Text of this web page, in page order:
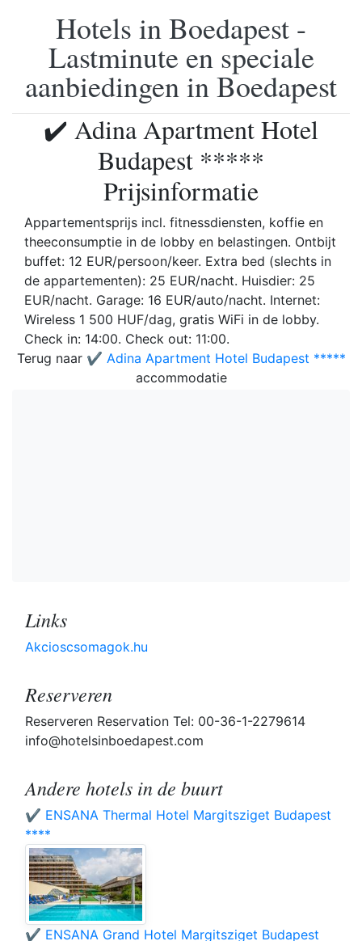
Hotels in Boedapest -
Lastminute en speciale
aanbiedingen in Boedapest
✔️ Adina Apartment Hotel
Budapest *****
Prijsinformatie
Appartementsprijs incl. fitnessdiensten, koffie en
theeconsumptie in de lobby en belastingen. Ontbijt
buffet: 12 EUR/persoon/keer. Extra bed (slechts in
de appartementen): 25 EUR/nacht. Huisdier: 25
EUR/nacht. Garage: 16 EUR/auto/nacht. Internet:
Wireless 1 500 HUF/dag, gratis WiFi in de lobby.
Check in: 14:00. Check out: 11:00.
Terug naar ✔️ Adina Apartment Hotel Budapest *****
accommodatie
Links
Akcioscsomagok.hu
Reserveren
Reserveren Reservation Tel: 00-36-1-2279614
info@hotelsinboedapest.com
Andere hotels in de buurt
✔️ ENSANA Thermal Hotel Margitsziget Budapest
****
✔️ ENSANA Grand Hotel Margitsziget Budapest